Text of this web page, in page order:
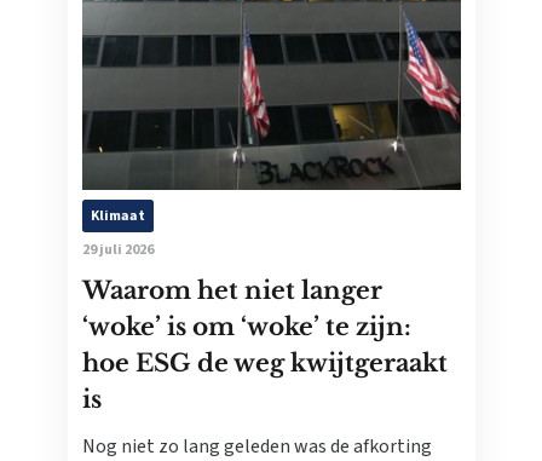
Klimaat
29 juli 2026
Waarom het niet langer
‘woke’ is om ‘woke’ te zijn:
hoe ESG de weg kwijtgeraakt
is
Nog niet zo lang geleden was de afkorting